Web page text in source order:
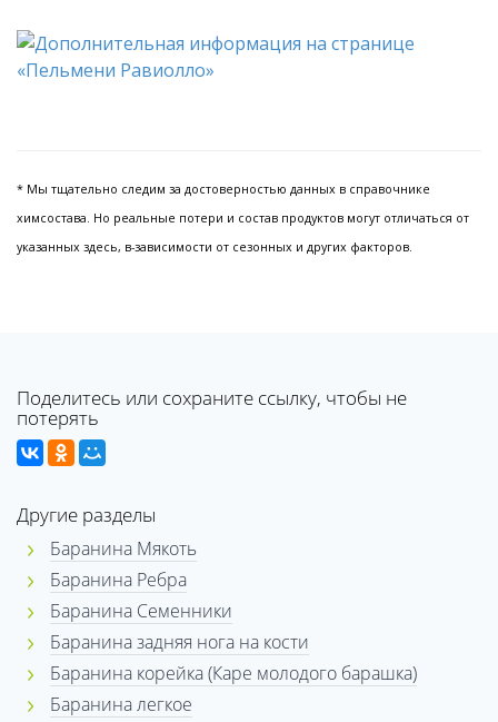
* Мы тщательно следим за достоверностью данных в справочнике
химсостава. Но реальные потери и состав продуктов могут отличаться от
указанных здесь, в-зависимости от сезонных и других факторов.
Поделитесь или сохраните ссылку, чтобы не
потерять
Другие разделы
Баранина Мякоть
Баранина Ребра
Баранина Семенники
Баранина задняя нога на кости
Баранина корейка (Каре молодого барашка)
Баранина легкое